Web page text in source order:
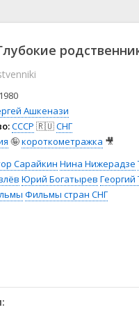
👨‍💼
тв
🤠 Фильм-
1980
Ашкенази
СССР 🇷🇺СНГ
🤪короткометражка 🎥
Сарайкин Нина Нижерадзе
Юрий Богатырев Георгий
Фильмы стран СНГ